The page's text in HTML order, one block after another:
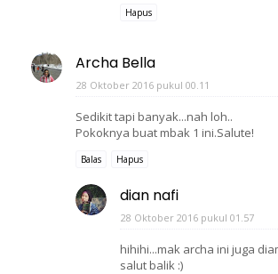
Hapus
Archa Bella
28 Oktober 2016 pukul 00.11
Sedikit tapi banyak...nah loh..
Pokoknya buat mbak 1 ini.Salute!
Balas Hapus
dian nafi
28 Oktober 2016 pukul 01.57
hihihi...mak archa ini juga
salut balik :)